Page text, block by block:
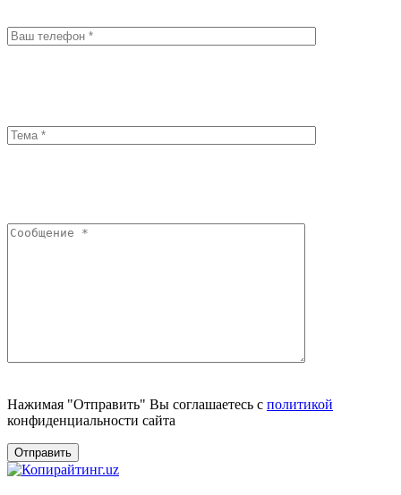
Нажимая "Отправить" Вы соглашаетесь с политикой
конфиденциальности сайта